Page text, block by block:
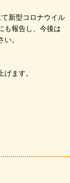
新型コロナウイル
も報告し、今後は
。
ます。